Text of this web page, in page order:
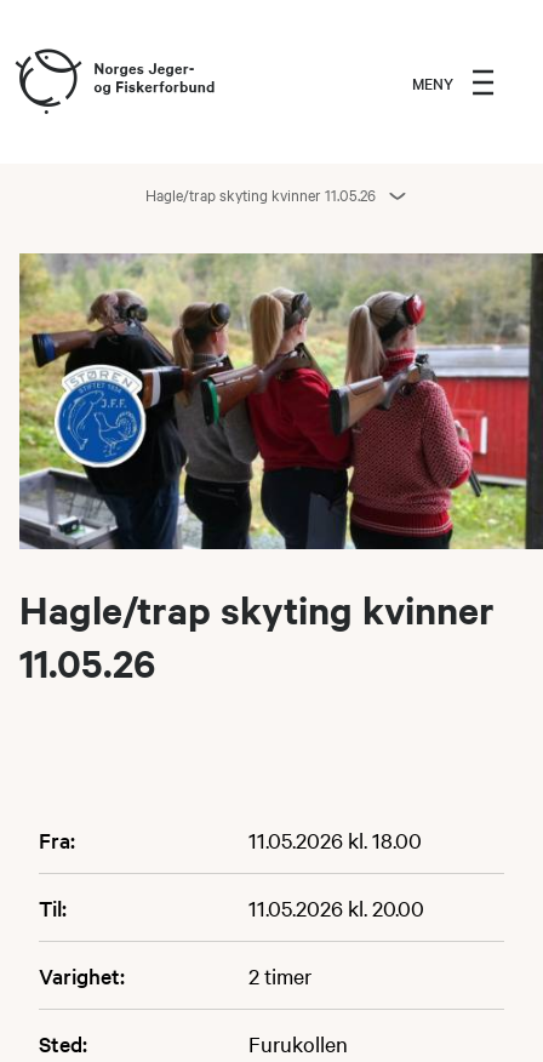
MENY
Hagle/trap skyting kvinner 11.05.26
Hagle/trap skyting kvinner
11.05.26
Fra: 11.05.2026 kl. 18.00
Til: 11.05.2026 kl. 20.00
Varighet: 2 timer
Sted: Furukollen